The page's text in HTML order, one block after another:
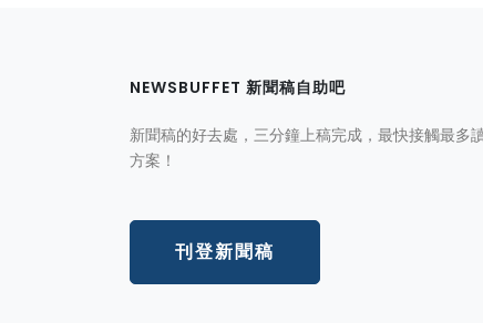
NEWSBUFFET 新聞稿自助吧
新聞稿的好去處，三分鐘上稿完成，最快接觸最多
方案！
刊登新聞稿